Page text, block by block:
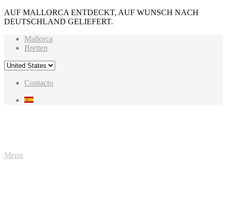
AUF MALLORCA ENTDECKT, AUF WUNSCH NACH
DEUTSCHLAND GELIEFERT.
Mallorca
Bretten
Contacto
Menu